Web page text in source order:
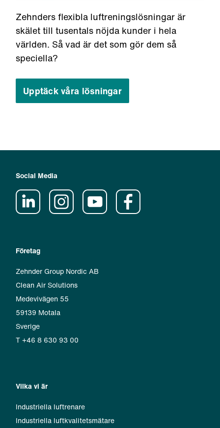
Zehnders flexibla luftreningslösningar är
skälet till tusentals nöjda kunder i hela
världen. Så vad är det som gör dem så
speciella?
Upptäck våra lösningar
Företag
Zehnder Group Nordic AB
Clean Air Solutions
Medevivägen 55
59139 Motala
Sverige
T +46 8 630 93 00
Vilka vi är
Industriella luftrenare
Industriella luftkvalitetsmätare
Social Media